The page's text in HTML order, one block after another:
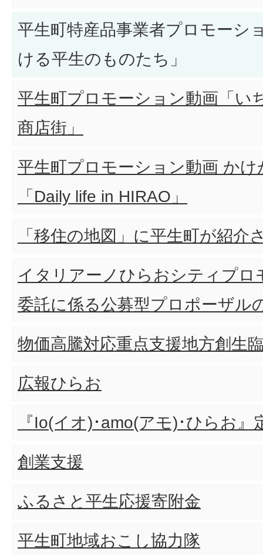
平生町特産品事業者プロモーシ
ける平生のものたち」
平生町プロモーション動画「い
商店街」
平生町プロモーション動画 か
「Daily life in HIRAO」
「移住の地図」に平生町が紹介
イタリアーノひらおシティプロ
委託に係る公募型プロポーザル
物価高騰対応重点支援地方創生
広報ひらお
『Io(イオ)･amo(アモ)･ひらお
創業支援
ふるさと平生応援寄附金
平生町地域おこし協力隊